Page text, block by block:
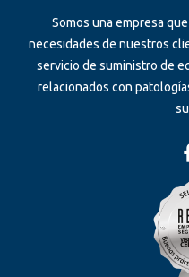
Somos una empresa
necesidades de nuestros
servicio de suministro de
relacionados con